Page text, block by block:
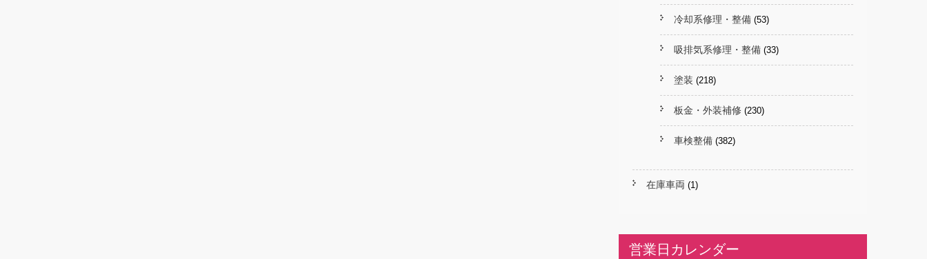
冷却系修理・整備 (53)
吸排気系修理・整備 (33)
塗装 (218)
板金・外装補修 (230)
車検整備 (382)
在庫車両 (1)
営業日カレンダー